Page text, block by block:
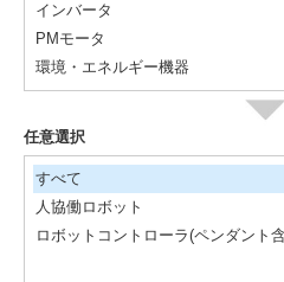
インバータ
PMモータ
環境・エネルギー機器
任意選択
すべて
人協働ロボット
ロボットコントローラ(ペンダント含